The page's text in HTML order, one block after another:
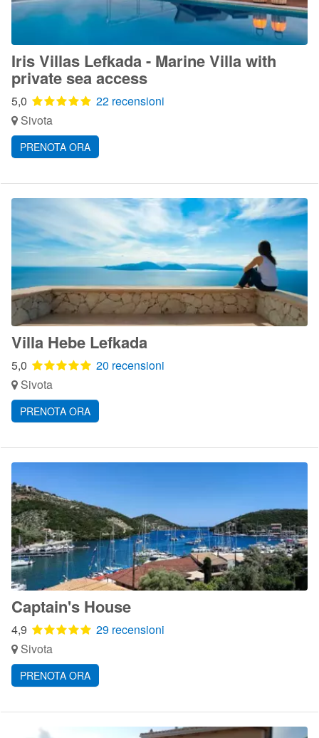
Iris Villas Lefkada - Marine Villa with
private sea access
5,0
22 recensioni
Sivota
PRENOTA ORA
Villa Hebe Lefkada
5,0
20 recensioni
Sivota
PRENOTA ORA
Captain's House
4,9
29 recensioni
Sivota
PRENOTA ORA